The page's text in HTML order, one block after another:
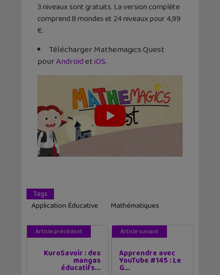
3 niveaux sont gratuits. La version complète
comprend 8 mondes et 24 niveaux pour 4,99
€.
Télécharger Mathemagics Quest
pourAndroidetiOS.
Tags
Application Éducative
Mathématiques
Article précédent
KuroSavoir : des
mangas
éducatifs...
Article suivant
Apprendre avec
YouTube #145 : Le
G...